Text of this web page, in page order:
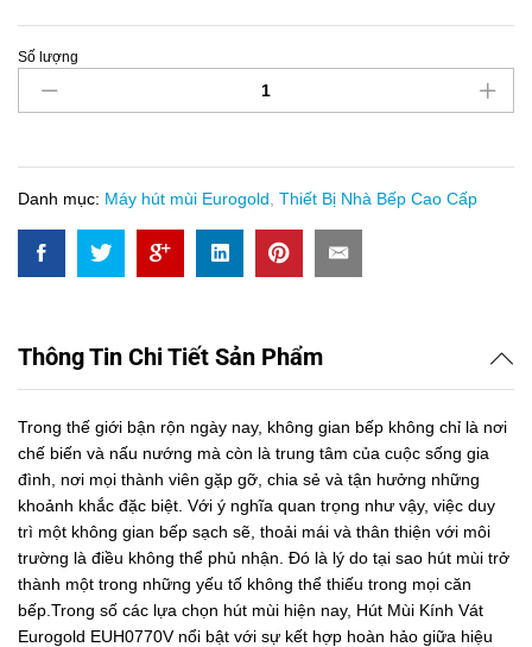
Hút
Mùi
Kính
Eurogold
EUH0770V
Số lượng
Danh mục: Máy hút mùi Eurogold Thiết Bị Nhà Bếp Cao Cấp
Thông Tin Chi Tiết Sản Phẩm
Trong thế giới bận rộn ngày nay, không gian bếp không chỉ là nơi
chế biến và nấu nướng mà còn là trung tâm của cuộc sống gia
đình, nơi mọi thành viên gặp gỡ, chia sẻ và tận hưởng những
khoảnh khắc đặc biệt. Với ý nghĩa quan trọng như vậy, việc duy
trì một không gian bếp sạch sẽ, thoải mái và thân thiện với môi
trường là điều không thể phủ nhận. Đó là lý do tại sao hút mùi trở
thành một trong những yếu tố không thể thiếu trong mọi căn
bếp.Trong số các lựa chọn hút mùi hiện nay, Hút Mùi Kính Vát
Eurogold EUH0770V nổi bật với sự kết hợp hoàn hảo giữa hiệu